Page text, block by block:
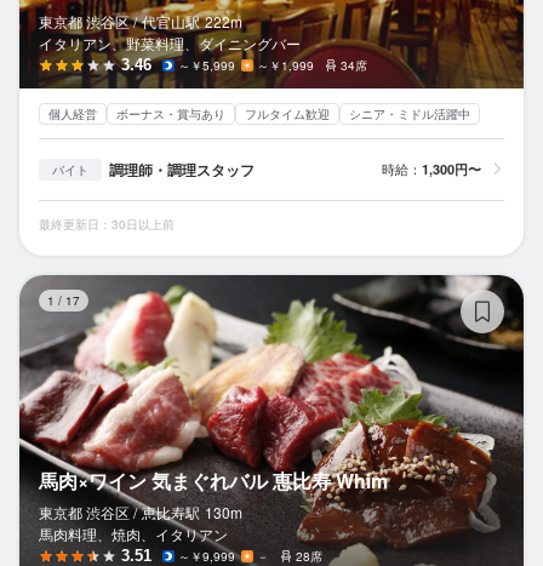
東京都 渋谷区 / 代官山駅 222m
イタリアン、野菜料理、ダイニングバー
3.46 ～￥5,999 ～￥1,999 34席
個人経営 ボーナス・賞与あり フルタイム歓迎 シニア・ミドル活躍中
バイト 調理師・調理スタッフ 時給： 1,300円〜
最終更新日：30日以上前
1 / 17
馬肉×ワイン 気まぐれバル 恵比寿 Whim
東京都 渋谷区 / 恵比寿駅 130m
馬肉料理、焼肉、イタリアン
3.51 ～￥9,999 － 28席